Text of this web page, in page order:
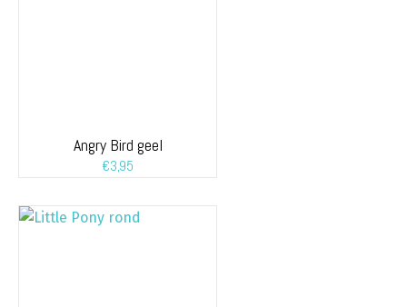
Angry Bird geel
€3,95